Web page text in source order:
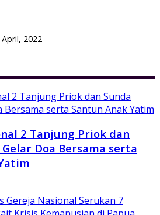
2022
2 Tanjung Priok dan
Doa Bersama serta